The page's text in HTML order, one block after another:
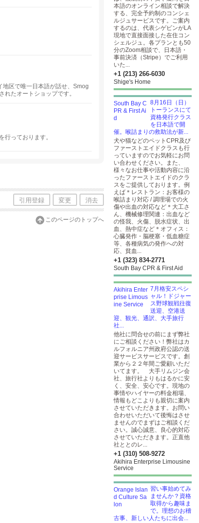
地区で唯一日本語が話せ、Smog
たオートショップです。
っております。
引用登録 変更 消去
このページのトップへ
本語のオンライン相談で解決
する、完全予約制のコンシェ
ルジュサービスです。ご案内
するのは、代表シゲビンがLA
現地で直接面接した在住コン
シェルジュ。各プランとも50
分のZoom相談で、日本語・
事前決済（Stripe）でご利用
いた...
+1 (213) 266-6030
Shige's Home
8月16日（日）
トーランスにて
資格発行クラス
を日本語で開
催。喉詰まりの救助法が新...
犬や猫などのペットCPR及び
ファーストエイドクラスも行
っていますのでお気軽にお問
い合わせください。また、
様々なお仕事や活動内容に沿
ったファーストエイドのクラ
スをご提供しております。例
えば＊レストラン：お客様の
喉詰まり対応 / 調理場での火
傷や出血の対応など＊大工さ
ん、機械修理関連：出血など
の怪我、火傷、脱水症状、出
血、熱中症など＊オフィス：
心臓発作・脳梗塞・低血糖症
等、各種病気の発作への対
応、貧血...
+1 (323) 834-2771
South Bay CPR & First Aid
7月格安スペシ
ャル！ドジャー
ス野球観戦往復
送迎、空港送
迎、観光、通訳、大手旅行
社...
他社に問合せの前にまず弊社
にご相談ください！弊社はカ
ルフォルニア州政府公認の送
迎サービスサービスです。創
業から２２年間ご愛顧いただ
いてます。 大手リムジン会
社、旅行社よりもはるかに安
く、安全、安心です。現地の
事情やハイヤーの料金相場、
情報もどこよりも親切に案内
させていただきます。お問い
合わせいただいて後悔はさせ
ませんのでまずはご相談くだ
さい。誠心誠意、良心的対応
させていただきます。正直他
社ととのレ...
+1 (310) 508-9272
Akihira Enterprise Limousine
Service
習い事始めてみ
ませんか？資格
取得から趣味ま
で。理想のお稽
古事、新しい人たちに出会...